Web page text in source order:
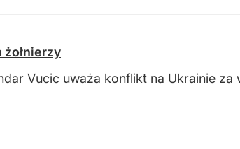
żołnierzy
Vucic uważa konflikt na Ukrainie za